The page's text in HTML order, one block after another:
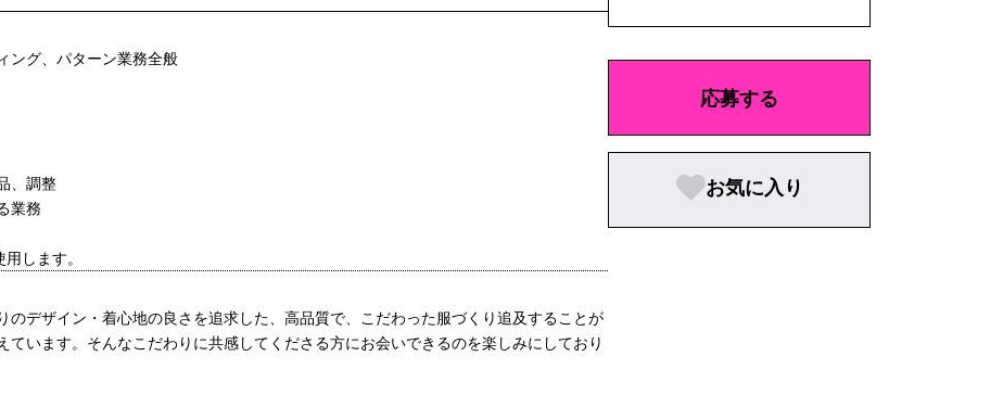
ング、パターン業務全般
、調整
業務
します。
のデザイン・着心地の良さを追求した、高品質で、こだわった服づくり追及することが
ています。そんなこだわりに共感してくださる方にお会いできるのを楽しみにしており
応募する
お気に入り